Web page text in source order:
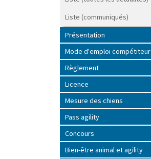
Liste (communiqués)
Présentation
Mode d'emploi compétiteur
Règlement
Licence
Mesure des chiens
Pass agility
Concours
Bien-être animal et agility